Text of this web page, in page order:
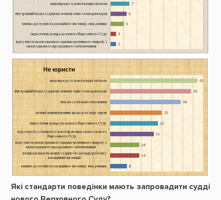
Які стандарти поведінки мають запровадити судді